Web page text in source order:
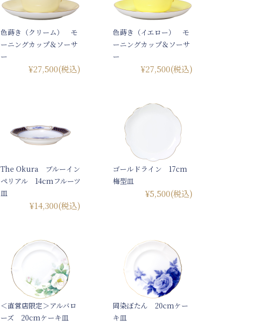
色蒔き（クリーム） モ
ーニングカップ＆ソーサ
ー
¥27,500(税込)
色蒔き（イエロー） モ
ーニングカップ＆ソーサ
ー
¥27,500(税込)
The Okura ブルーイン
ペリアル 14cmフルーツ
皿
¥14,300(税込)
ゴールドライン 17cm
梅型皿
¥5,500(税込)
＜直営店限定＞アルバロ
ーズ 20cmケーキ皿
岡染ぼたん 20cmケー
キ皿